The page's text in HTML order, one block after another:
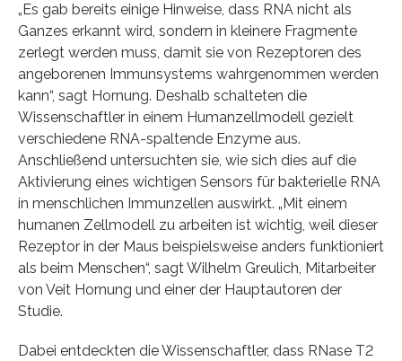
„Es gab bereits einige Hinweise, dass RNA nicht als
Ganzes erkannt wird, sondern in kleinere Fragmente
zerlegt werden muss, damit sie von Rezeptoren des
angeborenen Immunsystems wahrgenommen werden
kann“, sagt Hornung. Deshalb schalteten die
Wissenschaftler in einem Humanzellmodell gezielt
verschiedene RNA-spaltende Enzyme aus.
Anschließend untersuchten sie, wie sich dies auf die
Aktivierung eines wichtigen Sensors für bakterielle RNA
in menschlichen Immunzellen auswirkt. „Mit einem
humanen Zellmodell zu arbeiten ist wichtig, weil dieser
Rezeptor in der Maus beispielsweise anders funktioniert
als beim Menschen“, sagt Wilhelm Greulich, Mitarbeiter
von Veit Hornung und einer der Hauptautoren der
Studie.
Dabei entdeckten die Wissenschaftler, dass RNase T2